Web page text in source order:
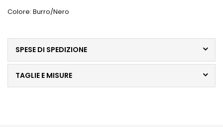
Colore: Burro/Nero
SPESE DI SPEDIZIONE
TAGLIE E MISURE